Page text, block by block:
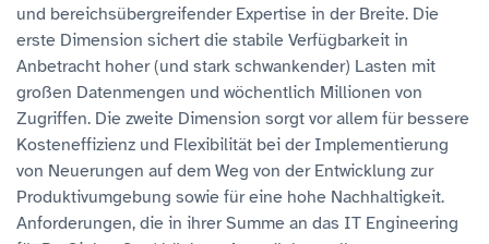
und bereichsübergreifender Expertise in der Breite. Die
erste Dimension sichert die stabile Verfügbarkeit in
Anbetracht hoher (und stark schwankender) Lasten mit
großen Datenmengen und wöchentlich Millionen von
Zugriffen. Die zweite Dimension sorgt vor allem für bessere
Kosteneffizienz und Flexibilität bei der Implementierung
von Neuerungen auf dem Weg von der Entwicklung zur
Produktivumgebung sowie für eine hohe Nachhaltigkeit.
Anforderungen, die in ihrer Summe an das IT Engineering